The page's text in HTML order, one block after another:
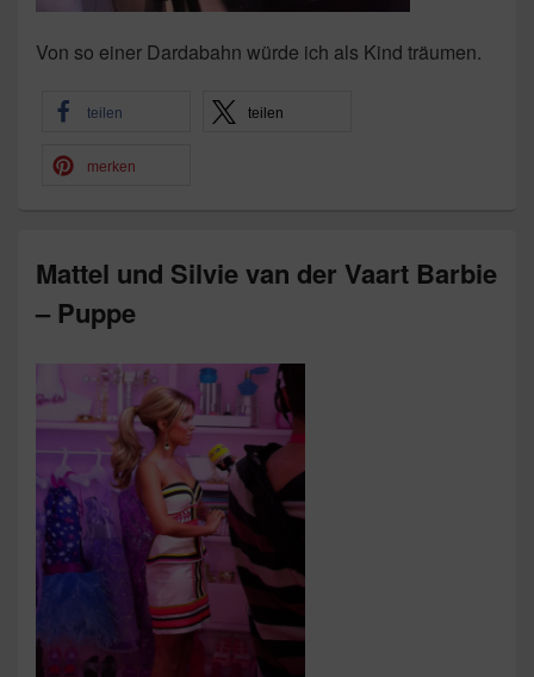
Von so einer Dardabahn würde ich als Kind träumen.
teilen teilen
merken
Mattel und Silvie van der Vaart Barbie
– Puppe